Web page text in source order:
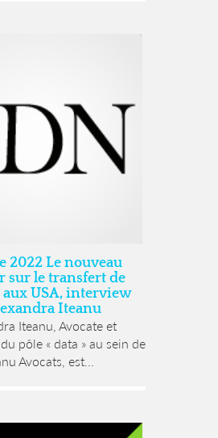
2022 Le nouveau
sur le transfert de
aux USA, interview
Iteanu
Iteanu, Avocate et
pôle « data » au sein de
Avocats, est...